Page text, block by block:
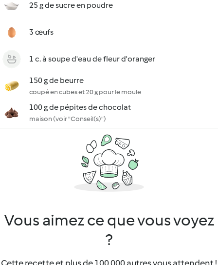
25 g de sucre en poudre
3 œufs
1 c. à soupe d'eau de fleur d'oranger
150 g de beurre
coupé en cubes et 20 g pour le moule
100 g de pépites de chocolat
maison (voir "Conseil(s)")
Vous aimez ce que vous voyez
?